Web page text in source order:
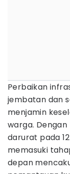
Perbaikan
jembatan dan
menjamin
warga.
darurat pada
memasuki
depan